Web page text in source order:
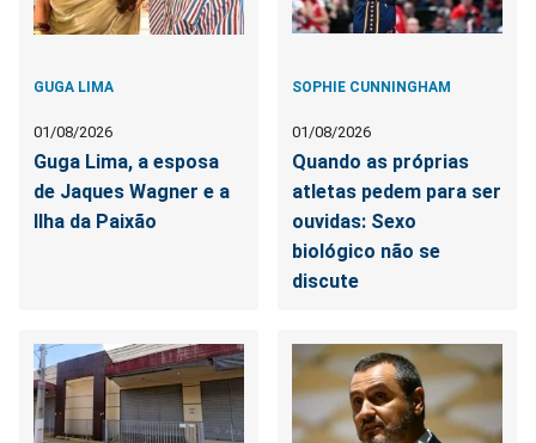
GUGA LIMA
01/08/2026
Guga Lima, a esposa
de Jaques Wagner e a
Ilha da Paixão
SOPHIE CUNNINGHAM
01/08/2026
Quando as próprias
atletas pedem para ser
ouvidas: Sexo
biológico não se
discute